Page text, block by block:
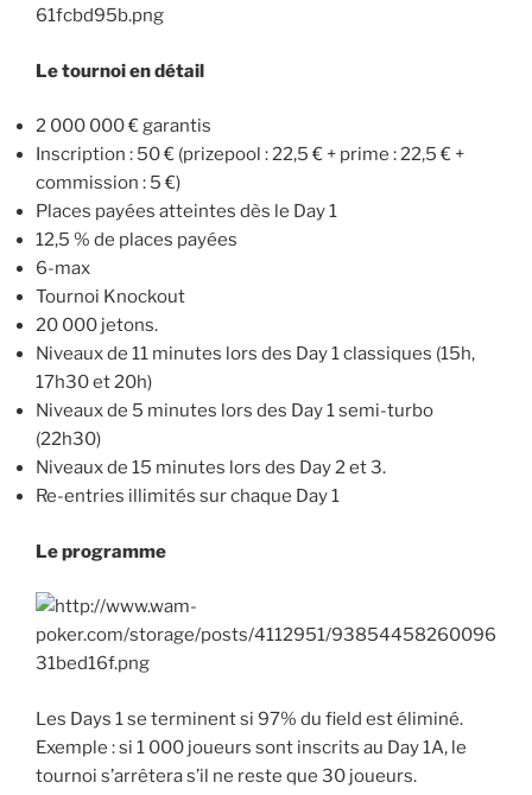
Le tournoi en détail
2 000 000 € garantis
Inscription : 50 € (prizepool : 22,5 € + prime : 22,5 € +
commission : 5 €)
Places payées atteintes dès le Day 1
12,5 % de places payées
6-max
Tournoi Knockout
20 000 jetons.
Niveaux de 11 minutes lors des Day 1 classiques (15h,
17h30 et 20h)
Niveaux de 5 minutes lors des Day 1 semi-turbo
(22h30)
Niveaux de 15 minutes lors des Day 2 et 3.
Re-entries illimités sur chaque Day 1
Le programme
Les Days 1 se terminent si 97% du field est éliminé.
Exemple : si 1 000 joueurs sont inscrits au Day 1A, le
tournoi s’arrêtera s’il ne reste que 30 joueurs.